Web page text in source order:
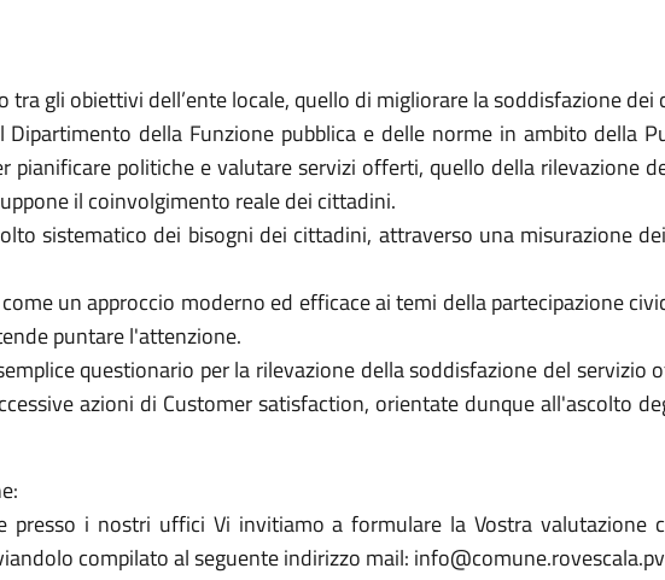
tra gli obiettivi dell’ente locale, quello di migliorare la soddisfazione
della Funzione pubblica e delle norme in ambito della
pianificare politiche e valutare servizi offerti, quello della rilevazione
il coinvolgimento reale dei cittadini.
sistematico dei bisogni dei cittadini, attraverso una misurazione
un approccio moderno ed efficace ai temi della partecipazione
puntare l'attenzione.
questionario per la rilevazione della soddisfazione del servizio
azioni di Customer satisfaction, orientate dunque all'ascolto
presso i nostri uffici Vi invitiamo a formulare la Vostra valutazione
compilato al seguente indirizzo mail: